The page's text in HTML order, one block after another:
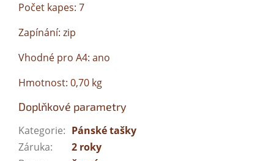
Počet kapes: 7
Zapínání: zip
Vhodné pro A4: ano
Hmotnost: 0,70 kg
Doplňkové parametry
Kategorie: Pánské tašky
Záruka:
2 roky